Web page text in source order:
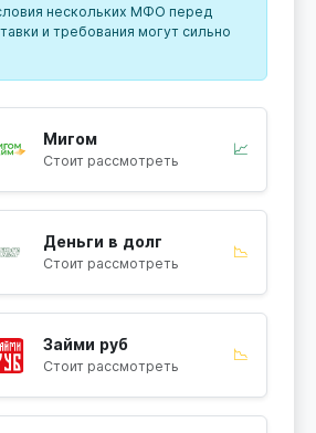
нескольких МФО перед
и требования могут сильно
Мигом
Стоит рассмотреть
📈
Деньги в долг
Стоит рассмотреть
📉
Займи руб
Стоит рассмотреть
📉